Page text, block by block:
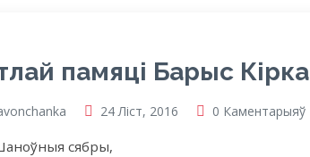
памяці Барыс Кірка
24 Ліст, 2016 0 Каментарыяў
сябры,